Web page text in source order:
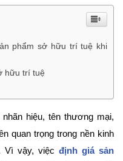
phẩm sở hữu trí tuệ khi
hữu trí tuệ
nhãn hiệu, tên thương mại,
quan trọng trong nền kinh
Vì vậy, việc định giá sản